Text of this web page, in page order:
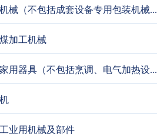
械（不包括成套设备专用包装机械...
加工机械
用器具（不包括烹调、电气加热设...
业用机械及部件